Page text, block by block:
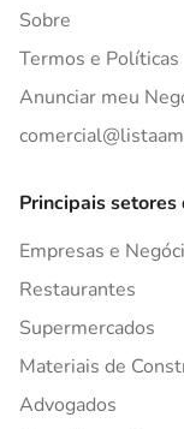
Sobre
Termos e Políticas
Anunciar meu
Principais
Empresas e
Restaurantes
Supermercados
Materiais de
Advogados